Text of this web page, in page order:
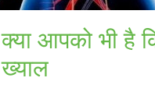
क्या आपको भी है
ख्याल